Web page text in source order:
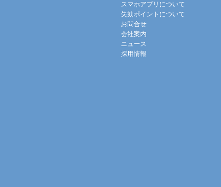
スマホアプリについて
失効ポイントについて
お問合せ
会社案内
ニュース
採用情報